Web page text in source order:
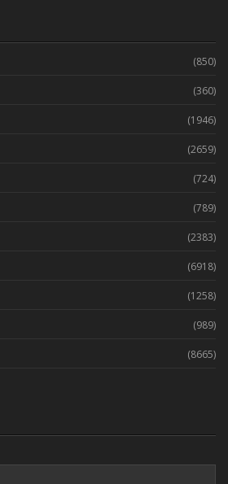
(850)
(360)
(1946)
(2659)
(724)
(789)
(2383)
(6918)
(1258)
(989)
(8665)